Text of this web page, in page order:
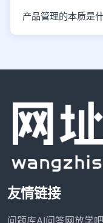
产品管理的本质是什
友情链接
问题库AI问答网放学吧